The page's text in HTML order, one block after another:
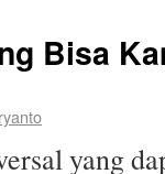
Bisa
yang